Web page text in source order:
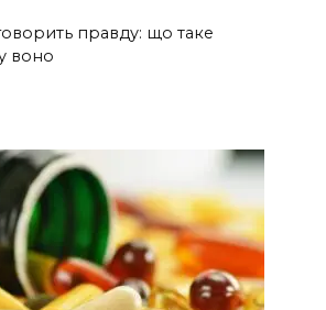
правду: що таке
воно